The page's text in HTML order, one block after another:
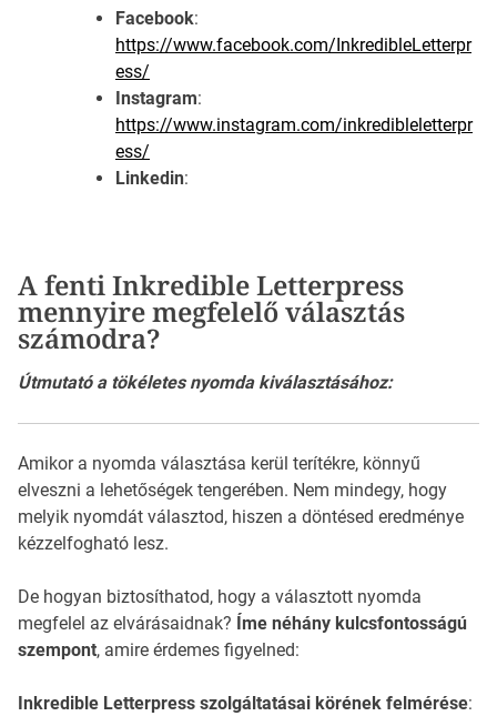
Facebook:
https://www.facebook.com/InkredibleLetterpr
ess/
Instagram:
https://www.instagram.com/inkredibleletterpr
ess/
Linkedin:
A fenti Inkredible Letterpress
mennyire megfelelő választás
számodra?
Útmutató a tökéletes nyomda kiválasztásához:
Amikor a nyomda választása kerül terítékre, könnyű
elveszni a lehetőségek tengerében. Nem mindegy, hogy
melyik nyomdát választod, hiszen a döntésed eredménye
kézzelfogható lesz.
De hogyan biztosíthatod, hogy a választott nyomda
megfelel az elvárásaidnak? Íme néhány kulcsfontosságú
szempont, amire érdemes figyelned:
Inkredible Letterpress szolgáltatásai körének felmérése: